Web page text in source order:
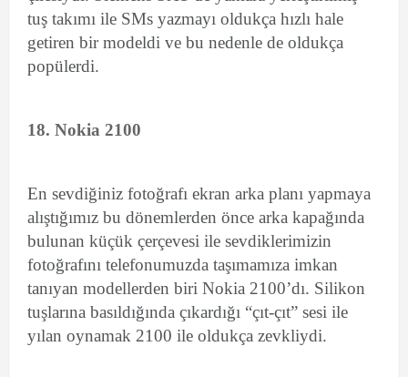
tuş takımı ile SMs yazmayı oldukça hızlı hale
getiren bir modeldi ve bu nedenle de oldukça
popülerdi.
18. Nokia 2100
En sevdiğiniz fotoğrafı ekran arka planı yapmaya
alıştığımız bu dönemlerden önce arka kapağında
bulunan küçük çerçevesi ile sevdiklerimizin
fotoğrafını telefonumuzda taşımamıza imkan
tanıyan modellerden biri Nokia 2100’dı. Silikon
tuşlarına basıldığında çıkardığı “çıt-çıt” sesi ile
yılan oynamak 2100 ile oldukça zevkliydi.